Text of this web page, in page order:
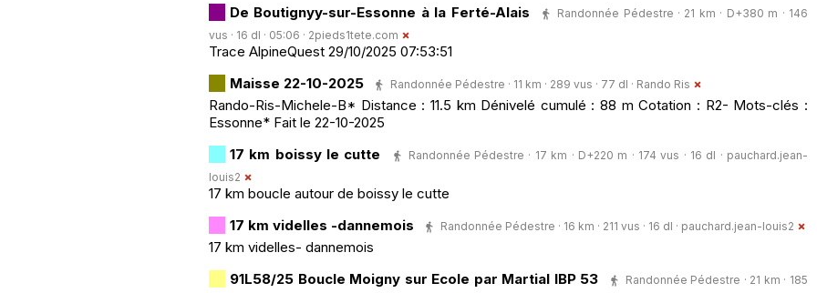
De Boutignyy-sur-Essonne à la Ferté-Alais
Randonnée Pédestre · 21 km · D+380 m · 146
vus · 16 dl · 05:06 · 2pieds1tete.com
Trace AlpineQuest 29/10/2025 07:53:51
Maisse 22-10-2025
Randonnée Pédestre · 11 km · 289 vus · 77 dl · Rando Ris
Rando-Ris-Michele-B* Distance : 11.5 km Dénivelé cumulé : 88 m Cotation : R2- Mots-clés :
Essonne* Fait le 22-10-2025
17 km boissy le cutte
Randonnée Pédestre · 17 km · D+220 m · 174 vus · 16 dl · pauchard.jean-
louis2
17 km boucle autour de boissy le cutte
17 km videlles -dannemois
Randonnée Pédestre · 16 km · 211 vus · 16 dl · pauchard.jean-louis2
17 km videlles- dannemois
91L58/25 Boucle Moigny sur Ecole par Martial IBP 53
Randonnée Pédestre · 21 km · 185